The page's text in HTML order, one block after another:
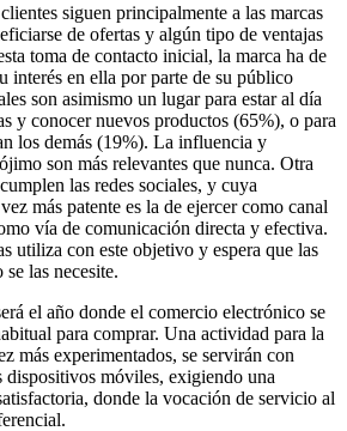
siguen principalmente a las marcas
de ofertas y algún tipo de ventajas
toma de contacto inicial, la marca ha de
interés en ella por parte de su público
son asimismo un lugar para estar al día
y conocer nuevos productos (65%), o para
los demás (19%). La influencia y
son más relevantes que nunca. Otra
las redes sociales, y cuya
más patente es la de ejercer como canal
vía de comunicación directa y efectiva.
utiliza con este objetivo y espera que las
se las necesite.
el año donde el comercio electrónico se
para comprar. Una actividad para la
más experimentados, se servirán con
dispositivos móviles, exigiendo una
donde la vocación de servicio al